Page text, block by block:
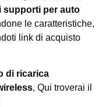
supporti per auto
le caratteristiche,
link di acquisto
di ricarica
, Qui troverai il